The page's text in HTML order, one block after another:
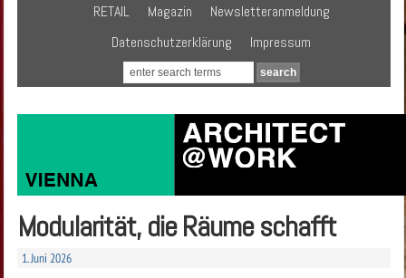
RETAIL
Magazin
Newsletteranmeldung
Datenschutzerklärung
Impressum
Modularität, die Räume schafft
1. Juni 2026